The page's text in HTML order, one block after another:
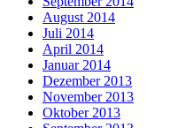
August 2014
Juli 2014
April 2014
Januar 2014
Dezember 2013
November 2013
Oktober 2013